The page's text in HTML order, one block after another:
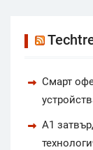
Смарт
А1